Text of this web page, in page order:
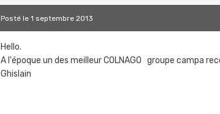
Postéle 1 septembre 2013
Hello.
A l'époque un des meilleur COLNAGO groupe campa
Ghislain